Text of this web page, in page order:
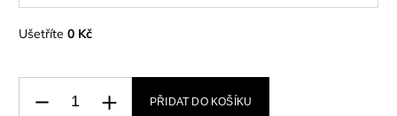
Ušetříte 0 Kč
PŘIDAT DO KOŠÍKU